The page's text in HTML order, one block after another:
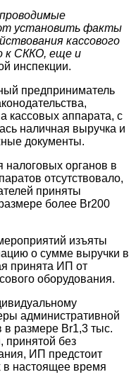
установить факты
кассового
к СККО, еще и
инспекции.
предприниматель
кассовых аппарата, с
наличная выручка и
документы.
налоговых органов в
отсутствовало,
приняты
более Br200
изъяты
о сумме выручки в
принята ИП от
оборудования.
административной
в размере Br1,3 тыс.
принятой без
ИП предстоит
в настоящее время